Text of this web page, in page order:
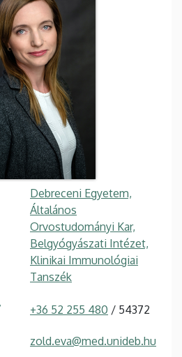
Debreceni Egyetem,
Általános
Orvostudományi Kar,
Belgyógyászati Intézet,
Klinikai Immunológiai
Tanszék
+36 52 255 480 / 54372
zold.eva@med.unideb.hu